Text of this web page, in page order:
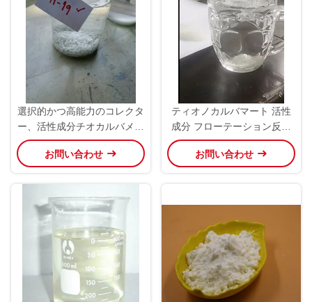
選択的かつ高能力のコレクタ
ー、活性成分チオカルバメー
トと特殊機能を持つ浮選試薬
お問い合わせ
ティオノカルバマート 活性
成分 フローテーション反応
剤 18 トン 自由アルカリ
0.5% 最大
お問い合わせ